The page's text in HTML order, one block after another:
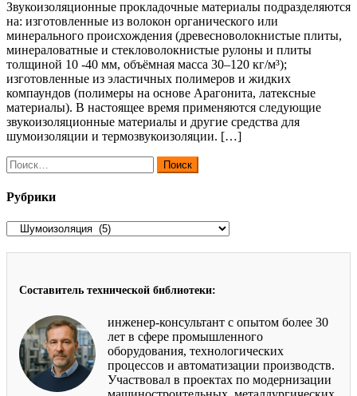
Звукоизоляционные прокладочные материалы подразделяются
на: изготовленные из волокон органического или
минерального происхождения (древесноволокнистые плиты,
минераловатные и стекловолокнистые рулоны и плиты
толщиной 10 -40 мм, объёмная масса 30–120 кг/м³);
изготовленные из эластичных полимеров и жидких
компаундов (полимеры на основе Арагонита, латексные
материалы). В настоящее время применяются следующие
звукоизоляционные материалы и другие средства для
шумоизоляции и термозвукоизоляции. […]
Найти:
Рубрики
Рубрики
Составитель технической библиотеки:
инженер-консультант с опытом более 30
лет в сфере промышленного
оборудования, технологических
процессов и автоматизации производств.
Участвовал в проектах по модернизации